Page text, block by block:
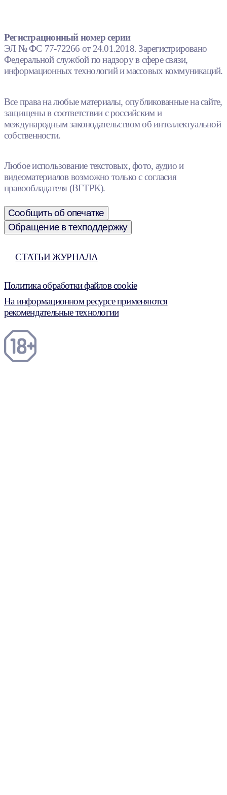
Регистрационный номер серии
ЭЛ № ФС 77-72266 от 24.01.2018. Зарегистрировано
Федеральной службой по надзору в сфере связи,
информационных технологий и массовых коммуникаций.
Все права на любые материалы, опубликованные на сайте,
защищены в соответствии с российским и
международным законодательством об интеллектуальной
собственности.
Любое использование текстовых, фото, аудио и
видеоматериалов возможно только с согласия
правообладателя (ВГТРК).
Сообщить об опечатке
Обращение в техподдержку
СТАТЬИ ЖУРНАЛА
Политика обработки файлов cookie
На информационном ресурсе применяются
рекомендательные технологии